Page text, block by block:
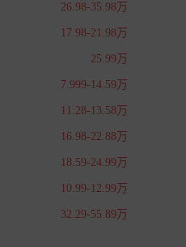
26.98-35.98万
17.98-21.98万
25.99万
7.999-14.59万
11.28-13.58万
16.98-22.88万
18.59-24.99万
10.99-12.99万
32.29-55.89万